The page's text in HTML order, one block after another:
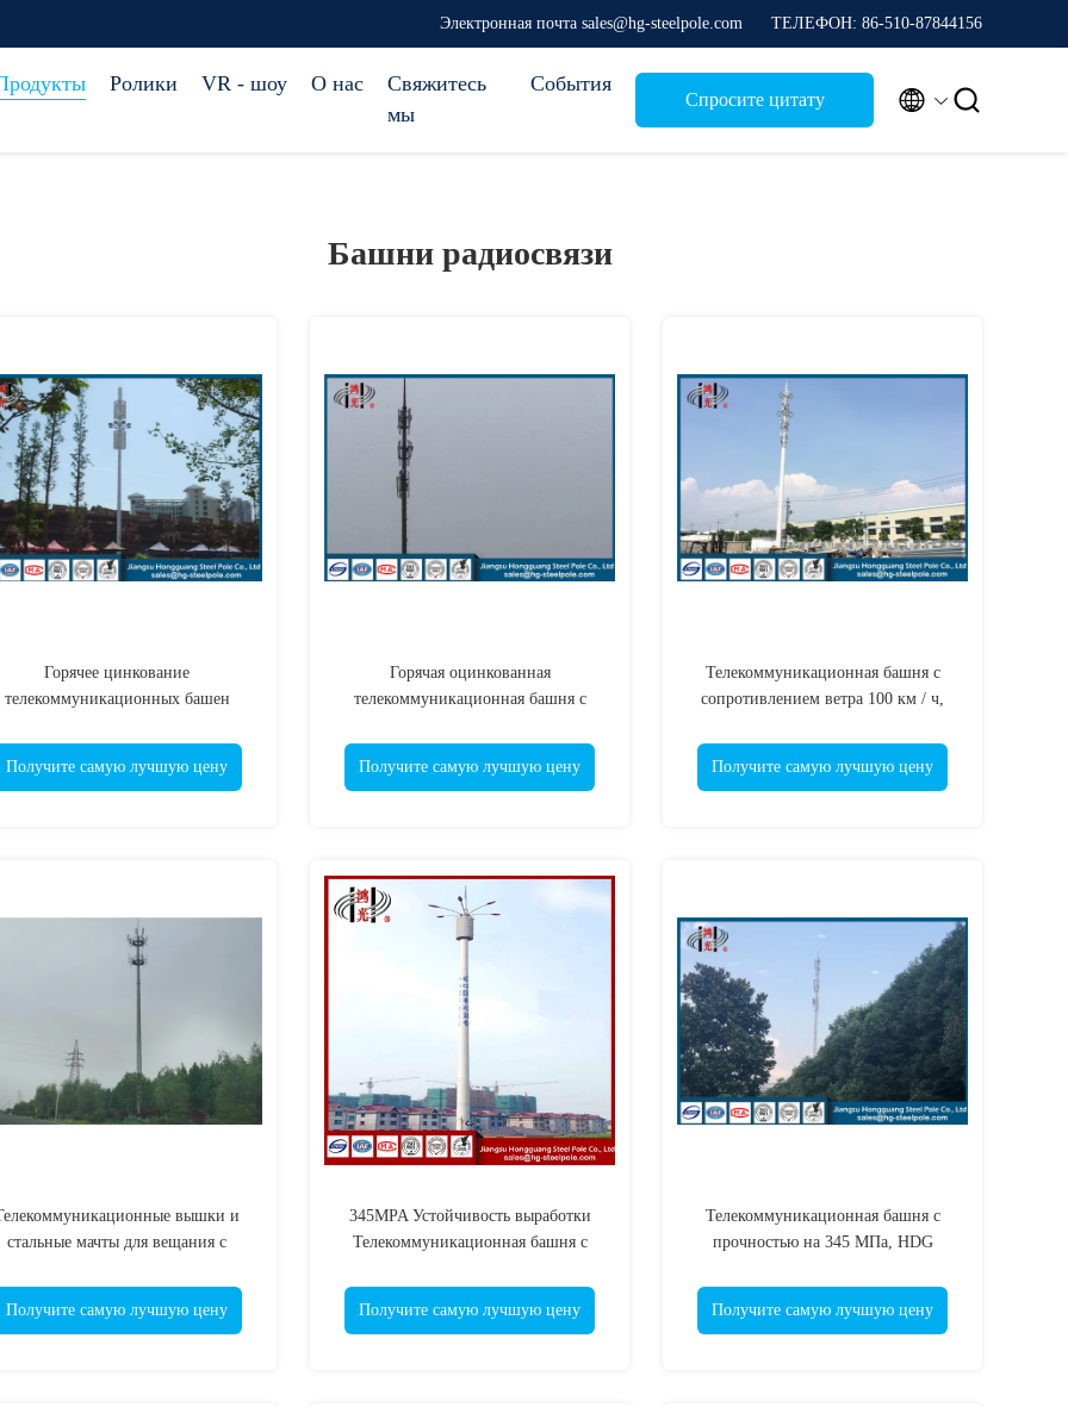
Электронная почта sales@hg-steelpole.com ТЕЛЕФОН: 86-510-87844156
Ролики VR - шоу О нас
Свяжитесь
мы
События
Спросите цитату  
Башни радиосвязи
Горячее цинкование
телекоммуникационных башен
Получите самую лучшую цену
Горячая оцинкованная
телекоммуникационная башня с
Получите самую лучшую цену
Телекоммуникационная башня с
сопротивлением ветра 100 км / ч,
стальных полевых столбов
Получите самую лучшую цену
вышки и
стальные мачты для вещания с
ветроустойчивостью до 100 км/ч
Получите самую лучшую цену
345MPA Устойчивость выработки
Телекоммуникационная башня с
Получите самую лучшую цену
Телекоммуникационная башня с
прочностью на 345 МПа, HDG
Получите самую лучшую цену